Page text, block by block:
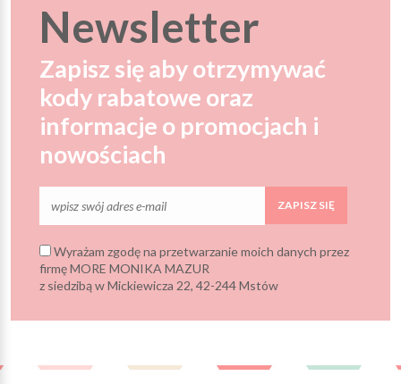
Newsletter
Zapisz się aby otrzymywać
kody rabatowe oraz
informacje o promocjach i
nowościach
ZAPISZ SIĘ
Wyrażam zgodę na przetwarzanie moich danych przez
firmę MORE MONIKA MAZUR
z siedzibą w Mickiewicza 22, 42-244 Mstów